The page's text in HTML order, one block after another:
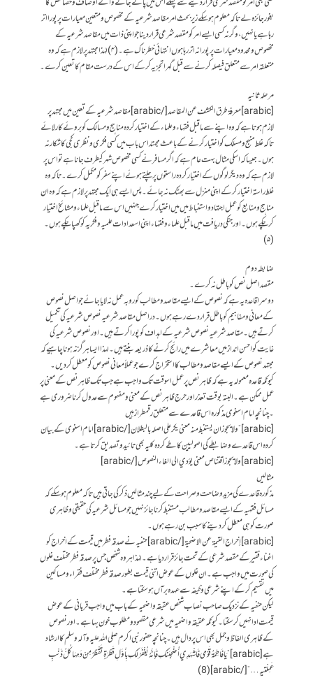
بغور جائزہ لے تاکہ معلوم ہو سکے زیر بحث امر مقاصد شرعیہ کے مخصوص و متعین معیارات پر پورا اتر
رہا ہے یا نہیں ، وگرنہ کسی ایسے امر کو مقصد شرعی قرار دینا جو اپنی ذات میں مقاصد شرعیہ کے
مخصوص و محدود معیارات پر پورا نہ اتر رہا ہوں انتہائی خطرناک ہے ۔(۴) لہٰذا مجتہد پر لازم ہے کہ وہ
متعلقہ امر سے متعلق فیصلہ کرنے سے قبل گہرا تجزیہ کر کے اس کے درست مقام کا تعین کرے۔
مرحلہ ثانیہ
[arabic]معرفة طرق الكشف عن المقاصد[/arabic] مقاصد شرعیہ کے تعین میں مجتہد پر
لازم ہوتا ہے کہ وہ اپنے سے ماقبل فقہاء و علماء کے اختیار کردہ مناہج و مسالک کو بروئے کار لائے
تاکہ غلط منہج و مسلک کو اختیار کرنے کے باعث مجہتد اس باب میں کسی فکری و نظری کجی کا شکار نہ
ہوں ۔ جیسا کہ اسکی مثال بہت عام ہے کہ اگر مسافر نے کسی مخصوص شہر کیطرف جانا ہے تو اس پر
لازم ہے کہ وہ دیگر لوگوں کے اختیار کردہ راستوں پر چلتے ہوئے اپنے سفر کو مکمل کرے۔ تاکہ وہ
غلط راستہ اختیار کرکے اپنی منزل سے بھٹک نہ جائے۔ پس ایسے ہی ایک مجتہد پر لازم ہے کہ وہ ان
مناہج و منابع کو عمل اجتہاد و استنباط میں میں اختیار کرے جنہیں اس سے ما قبل علماء و مشائخ اختیار
کر چکے ہوں ۔ اور جنکی دریافت میں ما قبل علماء و فقہاء اپنی اسعدادات علمیہ و فکریہ کو کھپا چکے ہوں ۔
(۵)
ضابطہ دوم
مقصد اصل نص کو باطل نہ کرے۔
دوسرا قاعدہ یہ ہے کہ نصوص کے ایسے مقاصد و مطالب کو روبہ عمل نہ لایا جائے جو اصل نصوص
کے معانی و مفاہیم کو باطل قرار دے رہے ہوں ۔ دراصل مقاصد شرعیہ نصوص شرعیہ کی تکمیل
کرتے ہیں ۔ مقاصد شرعیہ نصوص شرعیہ کے اہداف کو پورا کرتے ہیں ۔ اور نصوص شرعیہ کی
غایت کو احسن انداز میں معاشرے میں رائج کرنے کا ذریعہ بنتے ہیں ۔ لہذا ایسا ہر گز نہ ہونا چاہیے کہ
مجتہد نصوص کے ایسے مقاصد و مطالب کا استخراج کرے جو عملاً معانی نصوص کو معطل کر دیں۔
کیونکہ قاعدہ معمولہ یہ ہے کہ ظاہر نص پر عمل اسوقت تک واجب ہے جب تک ظاہر نص کے معنی پر
عمل ممکن ہے ۔ البتہ بوقت تعذر اور حرج ظاہر نص کے معنی و مفہوم سے عدول کرنا ضروری ہے
۔چنانچہ امام اسنوی مذکورہ اس قاعدے سے متعلق رقمطراز ہیں
[arabic]”ولا یجوز ان یستنبط منہ معنی یکر علی اصلہ بالبطلان[/arabic] امام اسنوی کے بیان
کردہ اس قاعدے و ضابطے کی اصولیین کا طے کردہ کلیہ بھی تائید و تصدیق کرتا ہے ۔
[arabic]ولا يجوز اقتناص معنى يؤدي الي الغاء النصوص[/arabic]
مثالیں
مذکورہ قاعدے کی مزید وضاحت و صراحت کے لیے چند مثالیں ذکر کی جاتی ہیں تاکہ معلوم ہو سکے کہ
مسائل فقہیہ کے ایسے مقاصد و مطالب مستنبط کرنا جائز نہیں جو مسائل شرعیہ کی حقیقی و ظاہری
صورت کو ہی معطل کر دینے کا سبب بن رہے ہوں ۔
[arabic] إخراج القيمة عن الاضحية[/arabic] حنفیہ نے صدقہ فطر میں قیمت کے اخراج کو
اغناء فقیر کے مقصد شرعی کے تحت جائز قرار دیا ہے ۔ لہٰذا ہر وہ شخص جس پر صدقہ فطر مختلف غلوں
کی صورت میں واجب ہے ۔ ان غلوں کے عوض اتنی قیمت بطور صدقہ فطر مختلف فقراء و مساکین
میں تقسیم کر کے اپنے شرعی وظیفہ سے عہدہ برآں ہو سکتا ہے ۔
لیکن حنفیہ کے نزدیک صاحب نصاب شخص عقیقہ و اضحیہ کے باب میں واجب قربانی کے عوض
قیمت ادا نہیں کر سکتا ۔ کیونکہ عقیقہ و اضحیہ میں شرعی مقصود و مطلوب خون بہا ہے ۔ اور نصوص
کے ظاہری الفاظ و جمل بھی اس پر دال ہیں۔ چنانچہ حضور نبی اکرم صلی اللہ علیہ وآلہ وسلم کا ارشاد
ہے [arabic]” يَا فَاطِمَةُ قَوْمِي فَاشْهَدِي أُضْحِبَنَكِ فَإِنَّهُ يُغْفَرُ لَكِ بِأَوَّلِ قَطْرَةٍ تَقْطُرُ مِنْ دَمِهَا كُلُّ ذَنْبٍ
عَمِلْتيهِ …”[/arabic] (8)